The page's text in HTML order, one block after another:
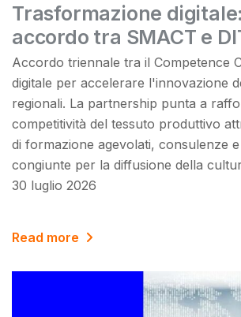
Trasformazione
accordo tra SMACT e
Accordo triennale tra il Competence
digitale per accelerare l'innovazione
regionali. La partnership punta a
competitività del tessuto produttivo
di formazione agevolati, consulenze e
congiunte per la diffusione della
30 luglio 2026
Read more